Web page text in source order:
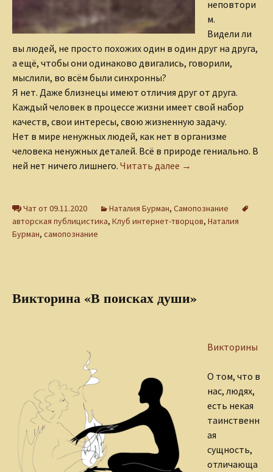
неповтори
м.
Видели ли
вы людей, не просто похожих один в один друг на друга,
а ещё, чтобы они одинаково двигались, говорили,
мыслили, во всём были синхронны?
Я нет. Даже близнецы имеют отличия друг от друга.
Каждый человек в процессе жизни имеет свой набор
качеств, свои интересы, свою жизненную задачу.
Нет в мире ненужных людей, как нет в организме
человека ненужных деталей. Всё в природе гениально. В
ней нет ничего лишнего. Читать далее Каждый человек
→
Чат от 09.11.2020 Наталия Бурман, Самопознание
авторская публицистика, Клуб интернет-творцов, Наталия
Бурман, самопознание
Викторина «В поисках души»
Викторины
О том, что в
нас, людях,
есть некая
таинственн
ая
сущность,
отличающа